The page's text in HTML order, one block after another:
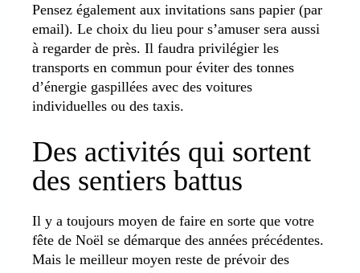
Pensez également aux invitations sans papier (par
email). Le choix du lieu pour s’amuser sera aussi
à regarder de près. Il faudra privilégier les
transports en commun pour éviter des tonnes
d’énergie gaspillées avec des voitures
individuelles ou des taxis.
Des activités qui sortent
des sentiers battus
Il y a toujours moyen de faire en sorte que votre
fête de Noël se démarque des années précédentes.
Mais le meilleur moyen reste de prévoir des